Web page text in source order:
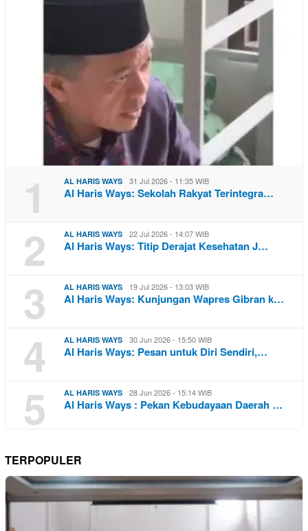
1 AL HARIS WAYS 31 Jul 2026 - 11:35 WIB
Al Haris Ways: Sekolah Rakyat Terintegra…
2 AL HARIS WAYS 22 Jul 2026 - 14:07 WIB
Al Haris Ways: Titip Derajat Kesehatan J…
3 AL HARIS WAYS 19 Jul 2026 - 13:03 WIB
Al Haris Ways: Kunjungan Wapres Gibran k…
4 AL HARIS WAYS 30 Jun 2026 - 15:50 WIB
Al Haris Ways: Pesan untuk Diri Sendiri,…
5 AL HARIS WAYS 28 Jun 2026 - 15:14 WIB
Al Haris Ways : Pekan Kebudayaan Daerah …
TERPOPULER